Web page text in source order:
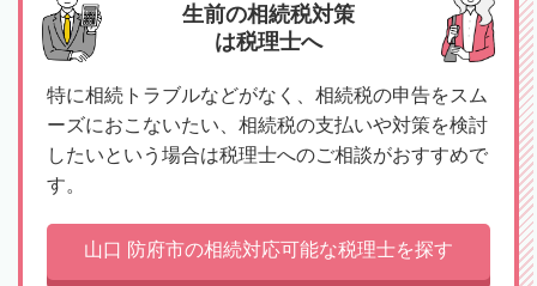
生前の相続税対策
は税理士へ
特に相続トラブルなどがなく、相続税の申告をスム
ーズにおこないたい、相続税の支払いや対策を検討
したいという場合は税理士へのご相談がおすすめで
す。
山口 防府市の相続対応可能な税理士を探す